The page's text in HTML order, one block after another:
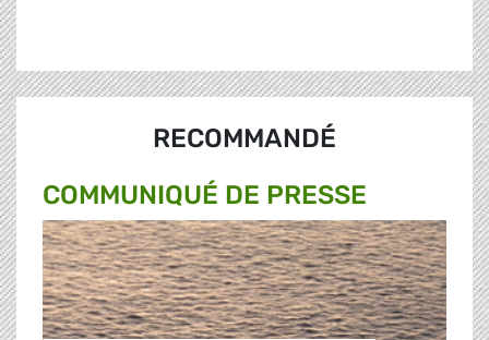
RECOMMANDÉ
COMMUNIQUÉ DE PRESSE